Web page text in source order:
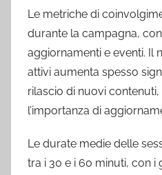
Le metriche di
durante la campagna,
aggiornamenti e eventi. Il
attivi aumenta spesso
rilascio di nuovi
l’importanza di
Le durate medie delle
tra i 30 e i 60 minuti, con i